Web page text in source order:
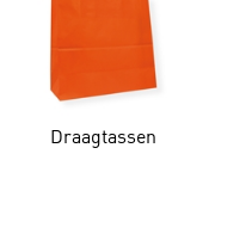
Draagtassen